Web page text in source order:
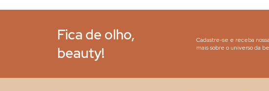
Fica de olho,
beauty!
Cadastre-se e receba
mais sobre o universo da